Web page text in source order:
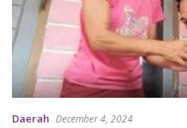
Daerah December 4, 2024